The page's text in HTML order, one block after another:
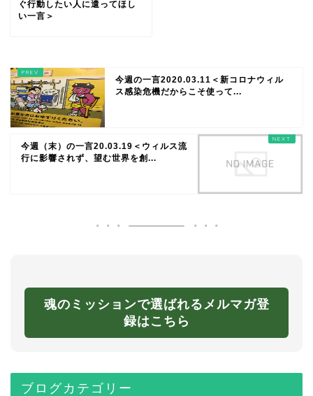
ぐ行動したい人に遣ってほし
い一言＞
今週の一言2020.03.11＜新コロナウィル
ス感染危機だからこそ使って...
今週（末）の一言20.03.19＜ウィルス流
行に影響されず、望む世界を創...
魂のミッションで選ばれるメルマガ登
録はこちら
ブログカテゴリー